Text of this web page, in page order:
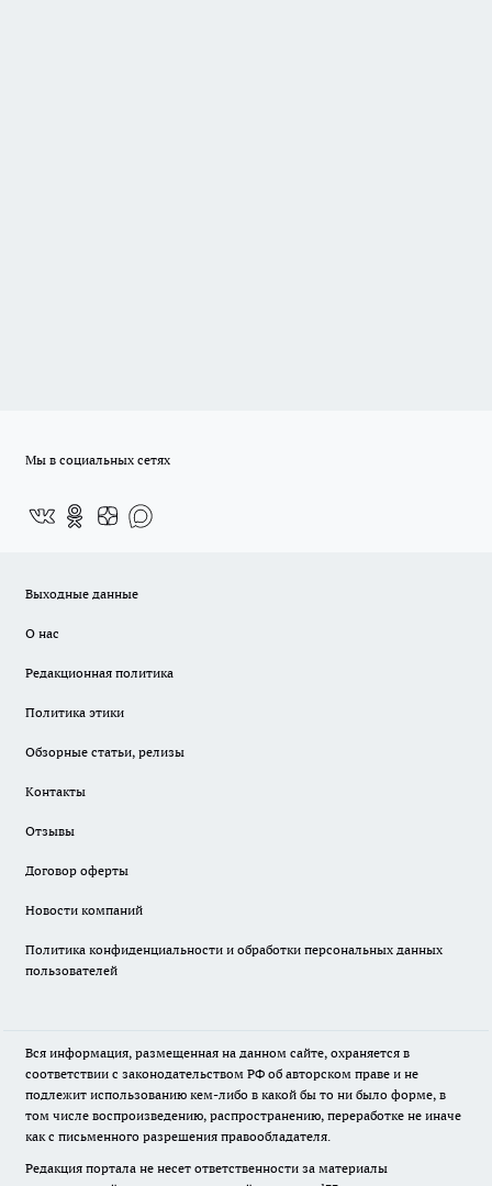
Мы в социальных сетях
Выходные данные
О нас
Редакционная политика
Политика этики
Обзорные статьи, релизы
Контакты
Отзывы
Договор оферты
Новости компаний
Политика конфиденциальности и обработки персональных данных
пользователей
Вся информация, размещенная на данном сайте, охраняется в
соответствии с законодательством РФ об авторском праве и не
подлежит использованию кем-либо в какой бы то ни было форме, в
том числе воспроизведению, распространению, переработке не иначе
как с письменного разрешения правообладателя.
Редакция портала не несет ответственности за материалы